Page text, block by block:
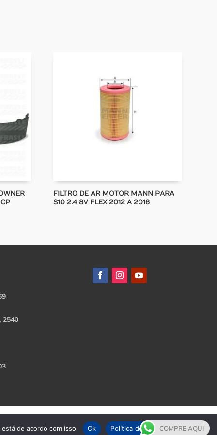
FILTRO DE AR MOTOR MANN PARA
S10 2.4 8V FLEX 2012 A 2016
2540
COMPRE AQUI
de acordo com isso. Ok Política de Privacidade